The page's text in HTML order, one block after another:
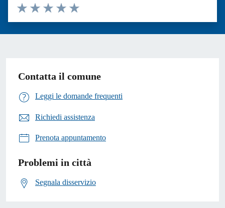
Contatta il comune
Leggi le domande frequenti
Richiedi assistenza
Prenota appuntamento
Problemi in città
Segnala disservizio